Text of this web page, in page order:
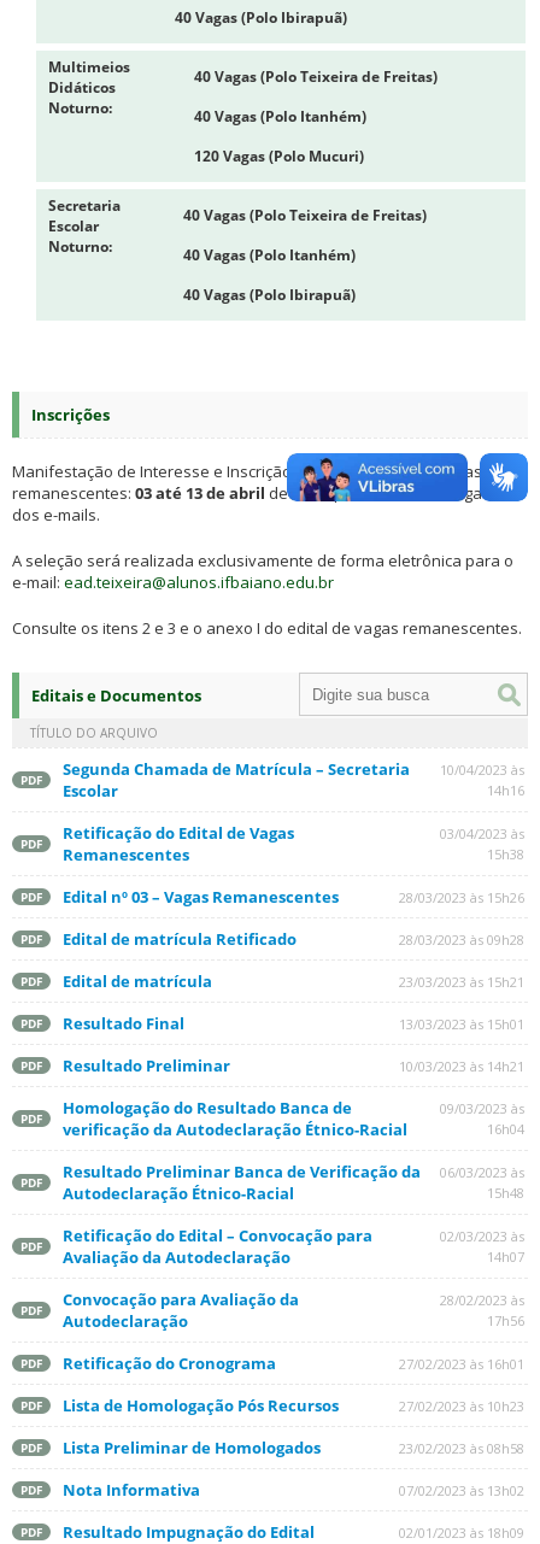
40 Vagas (Polo Ibirapuã)
Multimeios
Didáticos
Noturno:
40 Vagas (Polo Teixeira de Freitas)
40 Vagas (Polo Itanhém)
120 Vagas (Polo Mucuri)
Secretaria
Escolar
Noturno:
40 Vagas (Polo Teixeira de Freitas)
40 Vagas (Polo Itanhém)
40 Vagas (Polo Ibirapuã)
Inscrições
Manifestação de Interesse e Inscrição/Matrículas para as vagas
remanescentes: 03 até 13 de abril de 2023,por ordem de chegada
dos e-mails.
A seleção será realizada exclusivamente de forma eletrônica para o
e-mail: ead.teixeira@alunos.ifbaiano.edu.br
Consulte os itens 2 e 3 e o anexo I do edital de vagas remanescentes.
Editais e Documentos
TÍTULO DO ARQUIVO
PDF
Segunda Chamada de Matrícula – Secretaria
Escolar
10/04/2023 às
14h16
PDF
Retificação do Edital de Vagas
Remanescentes
03/04/2023 às
15h38
PDF Edital nº 03 – Vagas Remanescentes 28/03/2023 às 15h26
PDF Edital de matrícula Retificado 28/03/2023 às 09h28
PDF Edital de matrícula 23/03/2023 às 15h21
PDF Resultado Final 13/03/2023 às 15h01
PDF Resultado Preliminar 10/03/2023 às 14h21
PDF
Homologação do Resultado Banca de
verificação da Autodeclaração Étnico-Racial
09/03/2023 às
16h04
PDF
Resultado Preliminar Banca de Verificação da
Autodeclaração Étnico-Racial
06/03/2023 às
15h48
PDF
Retificação do Edital – Convocação para
Avaliação da Autodeclaração
02/03/2023 às
14h07
PDF
Convocação para Avaliação da
Autodeclaração
28/02/2023 às
17h56
PDF Retificação do Cronograma 27/02/2023 às 16h01
PDF Lista de Homologação Pós Recursos 27/02/2023 às 10h23
PDF Lista Preliminar de Homologados 23/02/2023 às 08h58
PDF Nota Informativa 07/02/2023 às 13h02
PDF Resultado Impugnação do Edital 02/01/2023 às 18h09